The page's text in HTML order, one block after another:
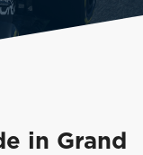
in Grand